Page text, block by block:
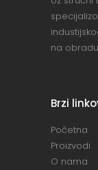
na
Brzi
Početna
Proizvodi
O nama